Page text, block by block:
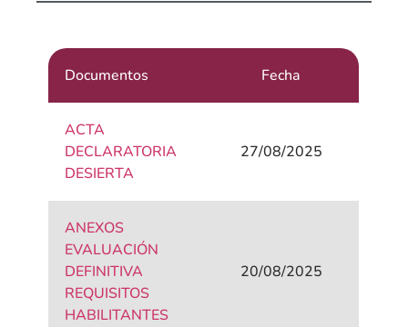
Documentos Fecha
ACTA
DECLARATORIA
DESIERTA
27/08/2025
ANEXOS
EVALUACIÓN
DEFINITIVA
REQUISITOS
HABILITANTES
20/08/2025